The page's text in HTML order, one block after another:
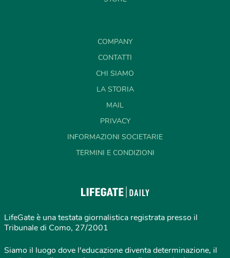
COMPANY
CONTATTI
CHI SIAMO
LA STORIA
MAIL
PRIVACY
INFORMAZIONI SOCIETARIE
TERMINI E CONDIZIONI
LifeGate è una testata giornalistica registrata presso il
Tribunale di Como, 27/2001
Siamo il luogo dove l'educazione diventa determinazione, il